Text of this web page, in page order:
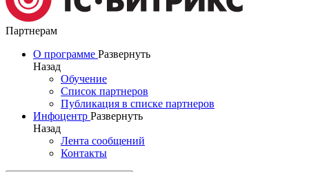
Партнерам
О программе Развернуть
Назад
Обучение
Список партнеров
Публикация в списке партнеров
Инфоцентр Развернуть
Назад
Лента сообщений
Контакты